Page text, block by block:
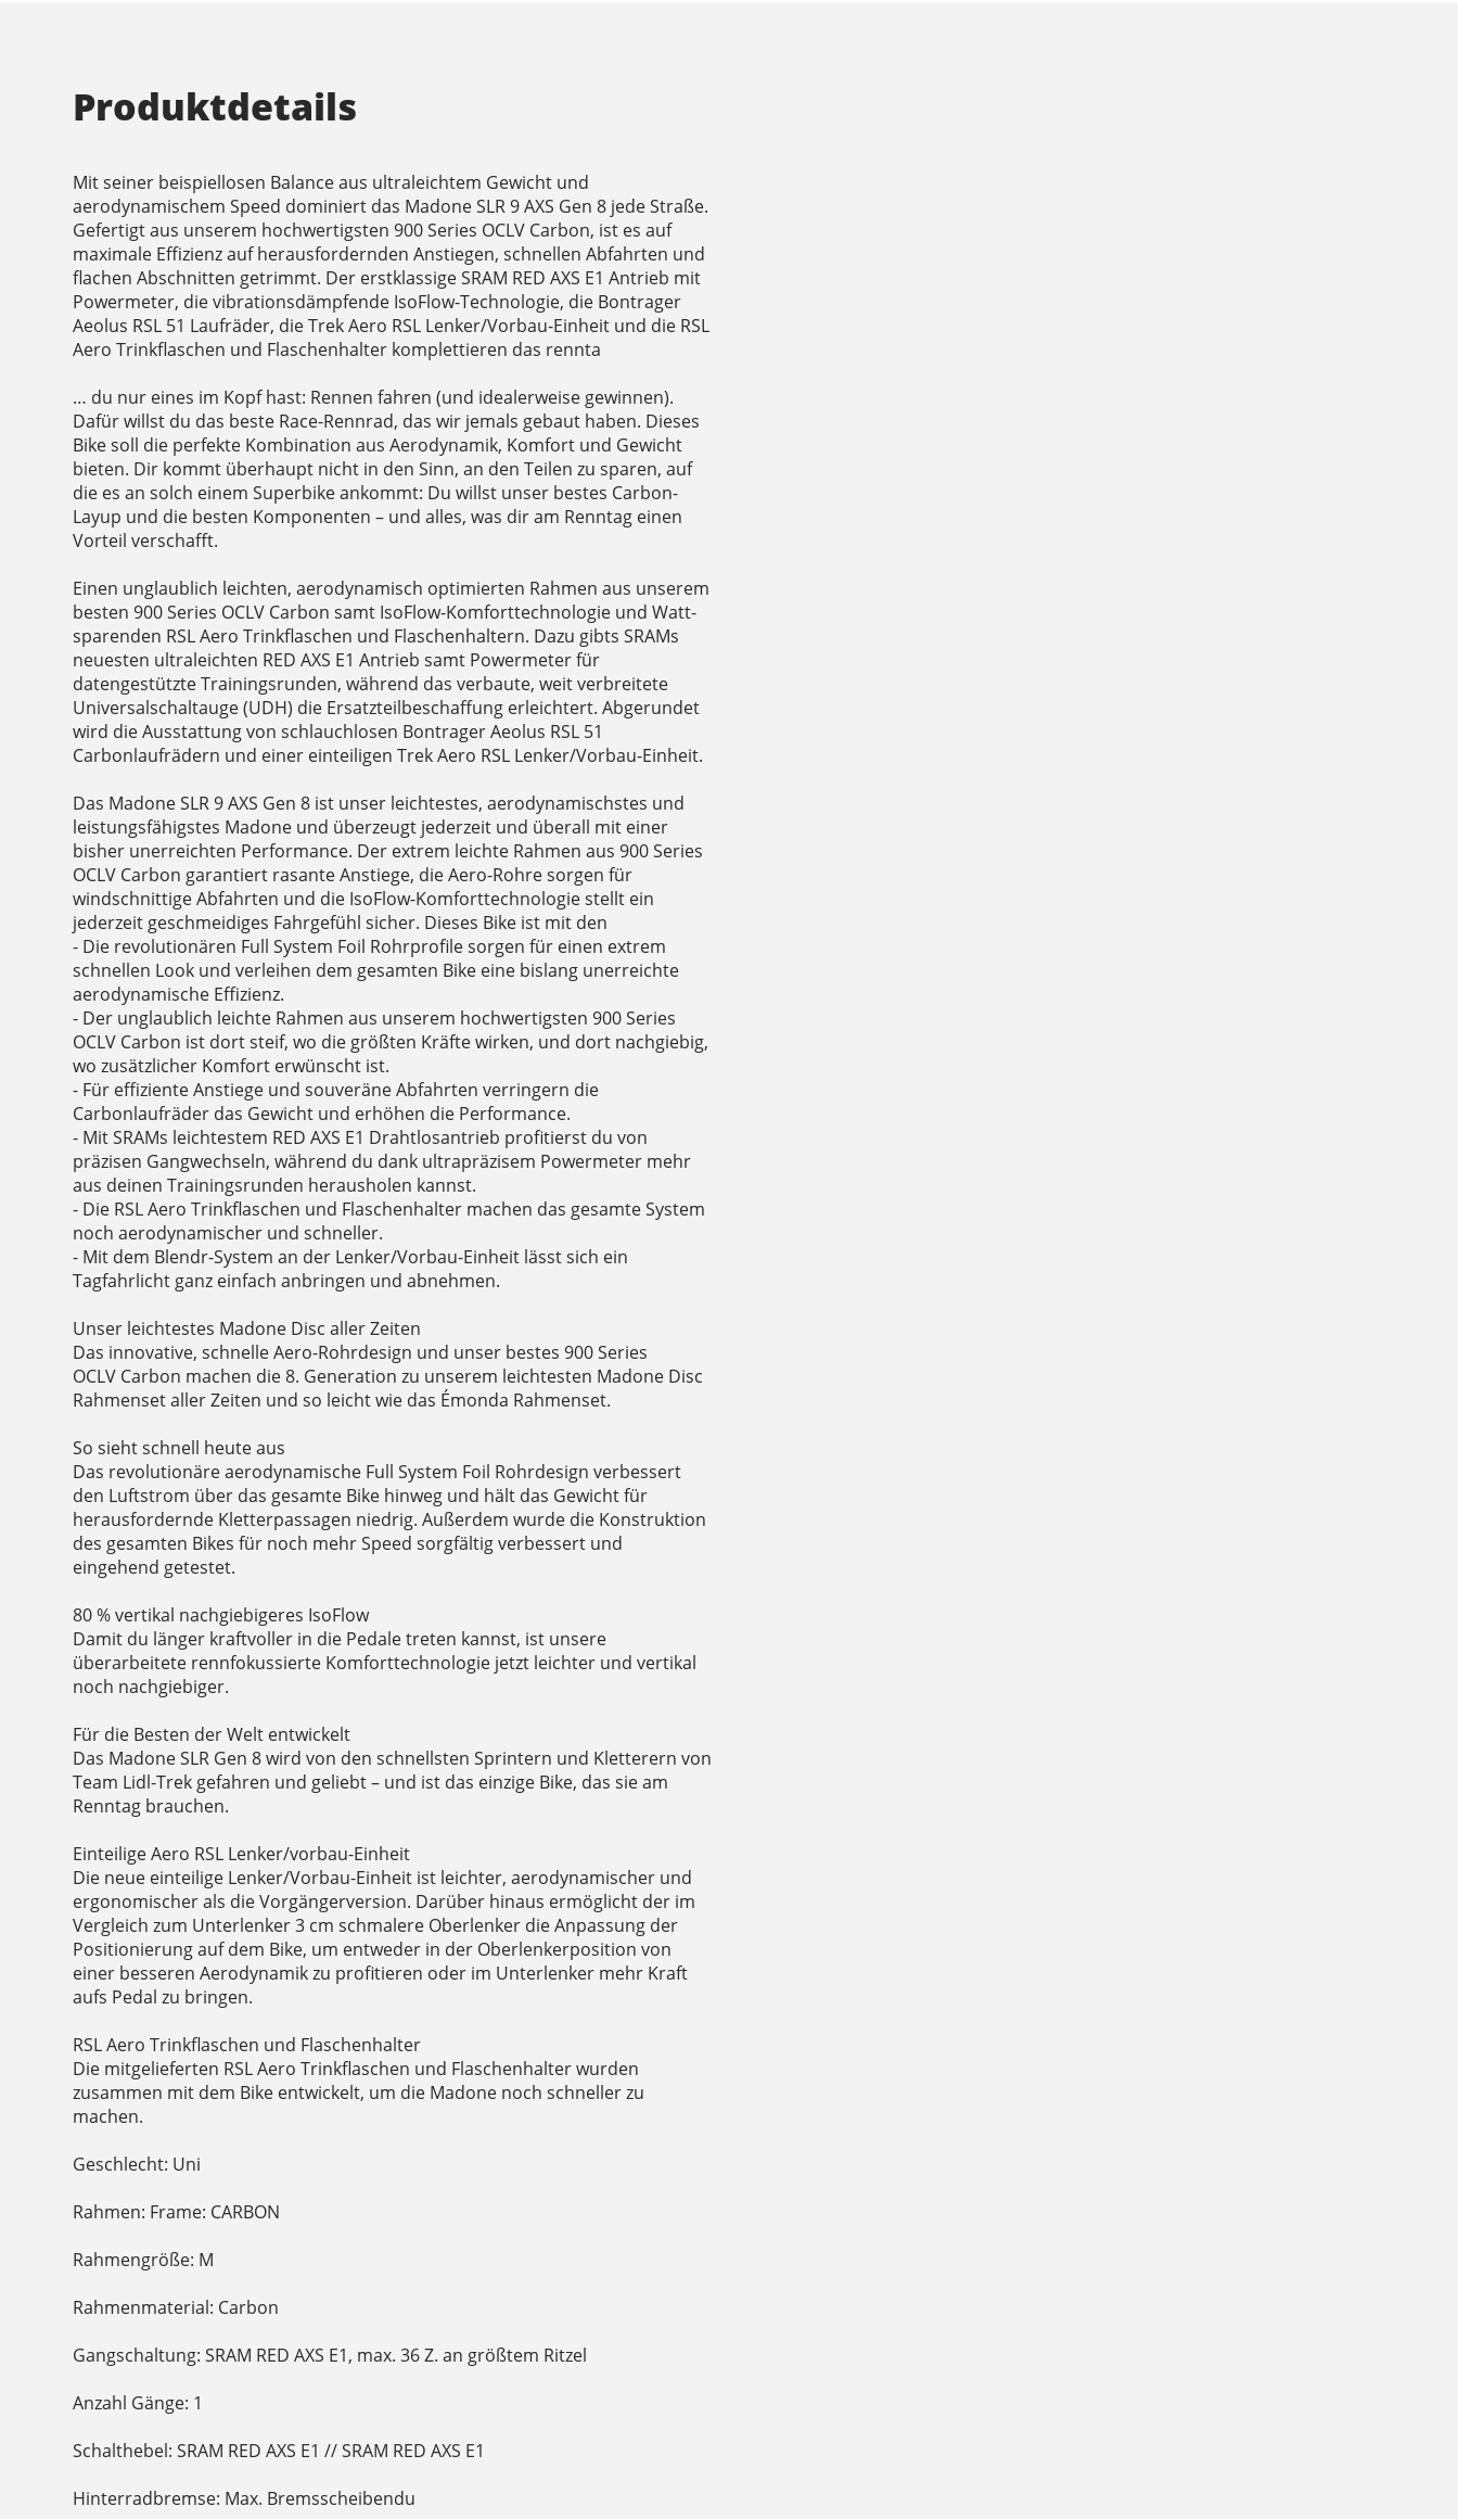
Produktdetails
Mit seiner beispiellosen Balance aus ultraleichtem Gewicht und
aerodynamischem Speed dominiert das Madone SLR 9 AXS Gen 8 jede Straße.
Gefertigt aus unserem hochwertigsten 900 Series OCLV Carbon, ist es auf
maximale Effizienz auf herausfordernden Anstiegen, schnellen Abfahrten und
flachen Abschnitten getrimmt. Der erstklassige SRAM RED AXS E1 Antrieb mit
Powermeter, die vibrationsdämpfende IsoFlow-Technologie, die Bontrager
Aeolus RSL 51 Laufräder, die Trek Aero RSL Lenker/Vorbau-Einheit und die RSL
Aero Trinkflaschen und Flaschenhalter komplettieren das rennta
… du nur eines im Kopf hast: Rennen fahren (und idealerweise gewinnen).
Dafür willst du das beste Race-Rennrad, das wir jemals gebaut haben. Dieses
Bike soll die perfekte Kombination aus Aerodynamik, Komfort und Gewicht
bieten. Dir kommt überhaupt nicht in den Sinn, an den Teilen zu sparen, auf
die es an solch einem Superbike ankommt: Du willst unser bestes Carbon-
Layup und die besten Komponenten – und alles, was dir am Renntag einen
Vorteil verschafft.
Einen unglaublich leichten, aerodynamisch optimierten Rahmen aus unserem
besten 900 Series OCLV Carbon samt IsoFlow-Komforttechnologie und Watt-
sparenden RSL Aero Trinkflaschen und Flaschenhaltern. Dazu gibts SRAMs
neuesten ultraleichten RED AXS E1 Antrieb samt Powermeter für
datengestützte Trainingsrunden, während das verbaute, weit verbreitete
Universalschaltauge (UDH) die Ersatzteilbeschaffung erleichtert. Abgerundet
wird die Ausstattung von schlauchlosen Bontrager Aeolus RSL 51
Carbonlaufrädern und einer einteiligen Trek Aero RSL Lenker/Vorbau-Einheit.
Das Madone SLR 9 AXS Gen 8 ist unser leichtestes, aerodynamischstes und
leistungsfähigstes Madone und überzeugt jederzeit und überall mit einer
bisher unerreichten Performance. Der extrem leichte Rahmen aus 900 Series
OCLV Carbon garantiert rasante Anstiege, die Aero-Rohre sorgen für
windschnittige Abfahrten und die IsoFlow-Komforttechnologie stellt ein
jederzeit geschmeidiges Fahrgefühl sicher. Dieses Bike ist mit den
- Die revolutionären Full System Foil Rohrprofile sorgen für einen extrem
schnellen Look und verleihen dem gesamten Bike eine bislang unerreichte
aerodynamische Effizienz.
- Der unglaublich leichte Rahmen aus unserem hochwertigsten 900 Series
OCLV Carbon ist dort steif, wo die größten Kräfte wirken, und dort nachgiebig,
wo zusätzlicher Komfort erwünscht ist.
- Für effiziente Anstiege und souveräne Abfahrten verringern die
Carbonlaufräder das Gewicht und erhöhen die Performance.
- Mit SRAMs leichtestem RED AXS E1 Drahtlosantrieb profitierst du von
präzisen Gangwechseln, während du dank ultrapräzisem Powermeter mehr
aus deinen Trainingsrunden herausholen kannst.
- Die RSL Aero Trinkflaschen und Flaschenhalter machen das gesamte System
noch aerodynamischer und schneller.
- Mit dem Blendr-System an der Lenker/Vorbau-Einheit lässt sich ein
Tagfahrlicht ganz einfach anbringen und abnehmen.
Unser leichtestes Madone Disc aller Zeiten
Das innovative, schnelle Aero-Rohrdesign und unser bestes 900 Series
OCLV Carbon machen die 8. Generation zu unserem leichtesten Madone Disc
Rahmenset aller Zeiten und so leicht wie das Émonda Rahmenset.
So sieht schnell heute aus
Das revolutionäre aerodynamische Full System Foil Rohrdesign verbessert
den Luftstrom über das gesamte Bike hinweg und hält das Gewicht für
herausfordernde Kletterpassagen niedrig. Außerdem wurde die Konstruktion
des gesamten Bikes für noch mehr Speed sorgfältig verbessert und
eingehend getestet.
80 % vertikal nachgiebigeres IsoFlow
Damit du länger kraftvoller in die Pedale treten kannst, ist unsere
überarbeitete rennfokussierte Komforttechnologie jetzt leichter und vertikal
noch nachgiebiger.
Für die Besten der Welt entwickelt
Das Madone SLR Gen 8 wird von den schnellsten Sprintern und Kletterern von
Team Lidl-Trek gefahren und geliebt – und ist das einzige Bike, das sie am
Renntag brauchen.
Einteilige Aero RSL Lenker/vorbau-Einheit
Die neue einteilige Lenker/Vorbau-Einheit ist leichter, aerodynamischer und
ergonomischer als die Vorgängerversion. Darüber hinaus ermöglicht der im
Vergleich zum Unterlenker 3 cm schmalere Oberlenker die Anpassung der
Positionierung auf dem Bike, um entweder in der Oberlenkerposition von
einer besseren Aerodynamik zu profitieren oder im Unterlenker mehr Kraft
aufs Pedal zu bringen.
RSL Aero Trinkflaschen und Flaschenhalter
Die mitgelieferten RSL Aero Trinkflaschen und Flaschenhalter wurden
zusammen mit dem Bike entwickelt, um die Madone noch schneller zu
machen.
Geschlecht: Uni
Rahmen: Frame: CARBON
Rahmengröße: M
Rahmenmaterial: Carbon
Gangschaltung: SRAM RED AXS E1, max. 36 Z. an größtem Ritzel
Anzahl Gänge: 1
Schalthebel: SRAM RED AXS E1 // SRAM RED AXS E1
Hinterradbremse: Max. Bremsscheibendu